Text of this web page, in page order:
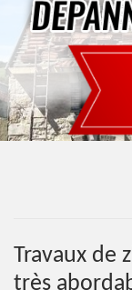
Travaux de
très